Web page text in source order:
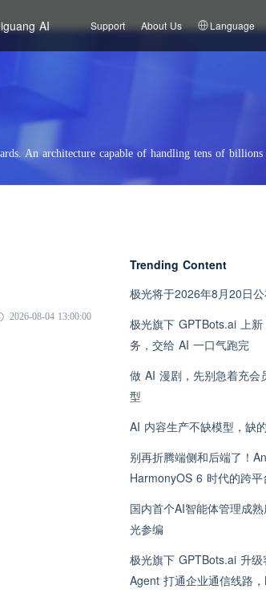
AI Support About Us Language
An architecture capable of handling tens of
2026-08-04 13:00:00
Trending Content
极光将于2026年8月20日
极光旗下 GPTBots.ai 上
务，交给 AI 一口气跑完
做 AI 漫剧，先别急着充会
型
AI 内容生产不缺模型，缺
别再折腾端侧和后端了！
HarmonyOS 6 时代的跨
国内首个AI智能体管理成
光参编
极光旗下 GPTBots.ai 升
Agent 打通企业通信线路